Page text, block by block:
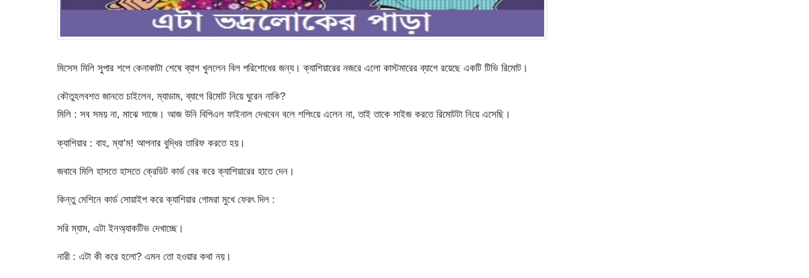
মিসেস মিলি সুপার শপে কেনাকাটা শেষে ব্যাগ খুললেন বিল পরিশোধের জন্য। ক্যাশিয়ারের নজরে এলো কাস্টমারের ব্যাগে রয়েছে একটি টিভি রিমোট।
কৌতুহলবশত জানতে চাইলেন, ম্যাডাম, ব্যাগে রিমোট নিয়ে ঘুরেন নাকি?
মিলি : সব সময় না, মাঝে সাজে। আজ উনি বিপিএল ফাইনাল দেখবেন বলে শপিংয়ে এলেন না, তাই তাকে সাইজ করতে রিমোটটা নিয়ে এসেছি।
ক্যাশিয়ার : বাহ, ম্যা’ম! আপনার বুদ্ধির তারিফ করতে হয়।
জবাবে মিলি হাসতে হাসতে ক্রেডিট কার্ড বের করে ক্যাশিয়ারের হাতে দেন।
কিন্তু মেশিনে কার্ড সোয়াইপ করে ক্যাশিয়ার গোমরা মুখে ফেরৎ দিল :
সরি ম্যাম, এটা ইনঅ্যাকটিভ দেখাচ্ছে।
নারী : এটা কী করে হলো? এমন তো হওয়ার কথা নয়।